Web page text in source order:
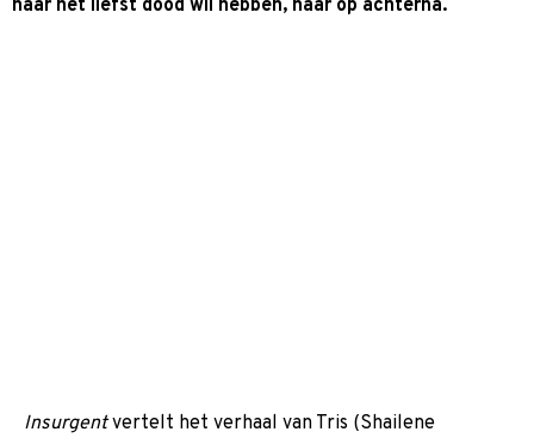
haar het liefst dood wil hebben, haar op achterna.
Insurgentvertelt het verhaal van Tris (Shailene